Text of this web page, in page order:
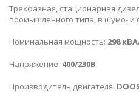
Трехфазная, стационарная
промышленного типа, в шумо- и
Номинальная мощность: 298
Напряжение: 400/230В
Производитель двигателя: